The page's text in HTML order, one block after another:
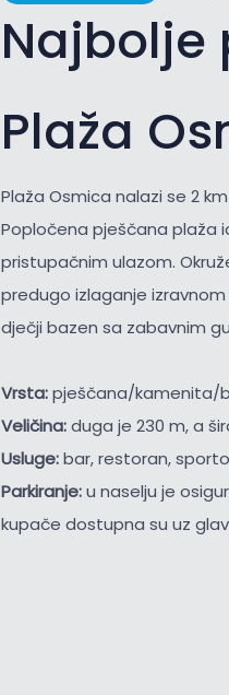
Najbolje
Plaža
Plaža Osmica nalazi se 2
Popločena pješčana plaža
pristupačnim ulazom.
predugo izlaganje
dječji bazen sa zabavnim
Vrsta:pješčana/kamenita/
Veličina:duga je 230 m, a
Usluge:bar, restoran,
Parkiranje:u naselju je
kupače dostupna su uz